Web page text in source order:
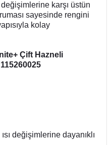
değişimlerine karşı üstün
sayesinde rengini
kolay
Çift Hazneli
değişimlerine dayanıklı